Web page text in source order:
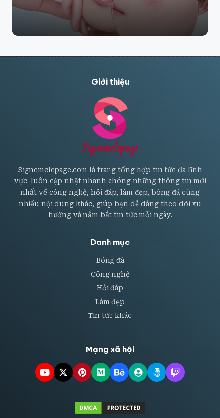
Giới thiệu
Signemclepage.com là trang tổng hợp tin tức đa lĩnh
vực, luôn cập nhật nhanh chóng những thông tin mới
nhất về công nghệ, hỏi đáp, làm đẹp, bóng đá cùng
nhiều nội dung khác, giúp bạn dễ dàng theo dõi xu
hướng và nắm bắt tin tức mỗi ngày.
Danh mục
Bóng đá
Công nghệ
Hỏi đáp
Làm đẹp
Tin tức khác
Mạng xã hội